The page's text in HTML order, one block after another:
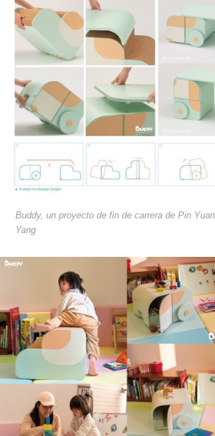
Buddy, un proyecto de fin de carrera de Pin
Yang